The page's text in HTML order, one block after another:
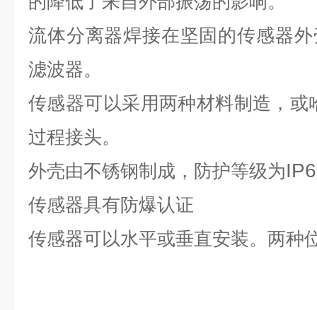
流体分离器焊接在坚固的传感器
滤波器。
传感器可以采用两种材料制造， 或
过程接头。
外壳由不锈钢制成，防护等级为
传感器具有防爆认证
传感器可以水平或垂直安装。两种